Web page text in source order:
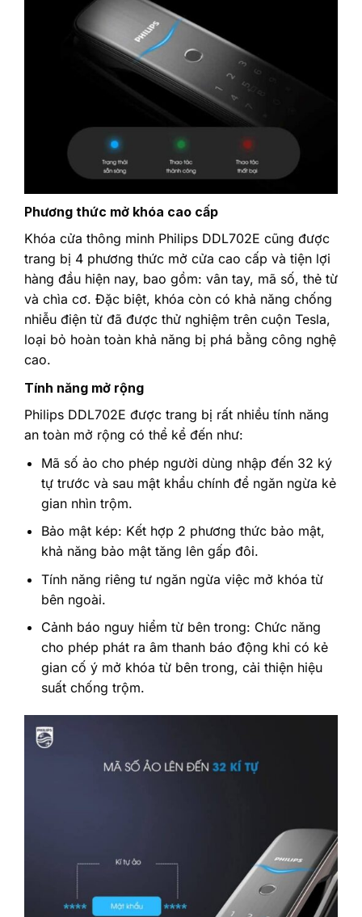
Phương thức mở khóa cao cấp
Khóa cửa thông minh Philips DDL702E cũng được
trang bị 4 phương thức mở cửa cao cấp và tiện lợi
hàng đầu hiện nay, bao gồm: vân tay, mã số, thẻ từ
và chìa cơ. Đặc biệt, khóa còn có khả năng chống
nhiễu điện từ đã được thử nghiệm trên cuộn Tesla,
loại bỏ hoàn toàn khả năng bị phá bằng công nghệ
cao.
Tính năng mở rộng
Philips DDL702E được trang bị rất nhiều tính năng
an toàn mở rộng có thể kể đến như:
Mã số ảo cho phép người dùng nhập đến 32 ký
tự trước và sau mật khẩu chính để ngăn ngừa kẻ
gian nhìn trộm.
Bảo mật kép: Kết hợp 2 phương thức bảo mật,
khả năng bảo mật tăng lên gấp đôi.
Tính năng riêng tư ngăn ngừa việc mở khóa từ
bên ngoài.
Cảnh báo nguy hiểm từ bên trong: Chức năng
cho phép phát ra âm thanh báo động khi có kẻ
gian cố ý mở khóa từ bên trong, cải thiện hiệu
suất chống trộm.